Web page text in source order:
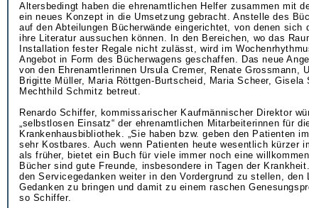
Altersbedingt haben die ehrenamtlichen Helfer zusammen mit
ein neues Konzept in die Umsetzung gebracht. Anstelle des
auf den Abteilungen Bücherwände eingerichtet, von denen sich
ihre Literatur aussuchen können. In den Bereichen, wo das
Installation fester Regale nicht zulässt, wird im
Angebot in Form des Bücherwagens geschaffen. Das neue
von den Ehrenamtlerinnen Ursula Cremer, Renate Grossmann,
Brigitte Müller, Maria Röttgen-Burtscheid, Maria Scheer, Gisela
Mechthild Schmitz betreut.
Renardo Schiffer, kommissarischer Kaufmännischer Direktor
„selbstlosen Einsatz“ der ehrenamtlichen Mitarbeiterinnen für
Krankenhausbibliothek. „Sie haben bzw. geben den Patienten
sehr Kostbares. Auch wenn Patienten heute wesentlich kürzer
als früher, bietet ein Buch für viele immer noch eine
Bücher sind gute Freunde, insbesondere in Tagen der
den Servicegedanken weiter in den Vordergrund zu stellen, den
Gedanken zu bringen und damit zu einem raschen
so Schiffer.